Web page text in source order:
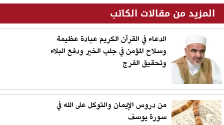
المزيد من مقالات الكاتب
الدعاء في القرآن الكريم عبادة عظيمة
وسلاح المؤمن في جلب الخير ودفع البلاء
وتحقيق الفرج
من دروس الإيمان والتوكل على الله في
سورة يوسف